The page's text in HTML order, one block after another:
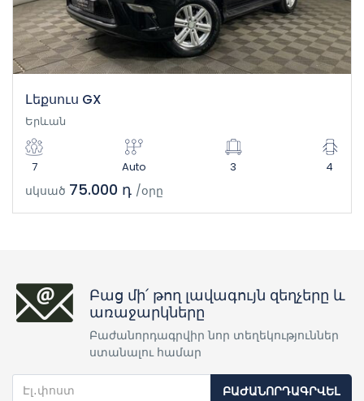
Լեքսուս GX
Երևան
7 Auto 3 4
սկսած 75.000 դ /օրը
Բաց մի՛ թող լավագույն զեղչերը և
առաջարկները
Բաժանորդագրվիր նոր տեղեկություններ
ստանալու համար
ԲԱԺԱՆՈՐԴԱԳՐՎԵԼ